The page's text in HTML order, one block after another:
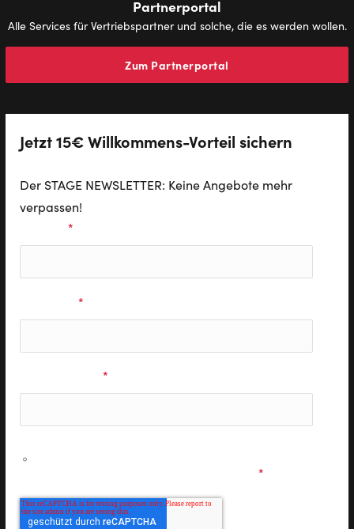
Partnerportal
Alle Services für Vertriebspartner und solche, die es werden wollen.
Zum Partnerportal
Jetzt 15€ Willkommens-Vorteil sichern
Der STAGE NEWSLETTER: Keine Angebote mehr
verpassen!
*
*
*
*